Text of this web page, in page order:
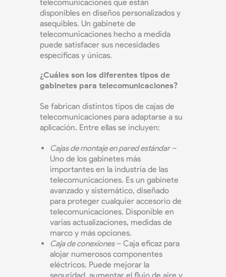
telecomunicaciones que están
disponibles en diseños personalizados y
asequibles. Un gabinete de
telecomunicaciones hecho a medida
puede satisfacer sus necesidades
específicas y únicas.
¿Cuáles son los diferentes tipos de
gabinetes para telecomunicaciones?
Se fabrican distintos tipos de cajas de
telecomunicaciones para adaptarse a su
aplicación. Entre ellas se incluyen:
Cajas de montaje en pared estándar–
Uno de los gabinetes más
importantes en la industria de las
telecomunicaciones. Es un gabinete
avanzado y sistemático, diseñado
para proteger cualquier accesorio de
telecomunicaciones. Disponible en
varias actualizaciones, medidas de
marco y más opciones.
Caja de conexiones– Caja eficaz para
alojar numerosos componentes
eléctricos. Puede mejorar la